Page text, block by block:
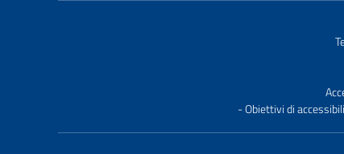
- Obiettivi di